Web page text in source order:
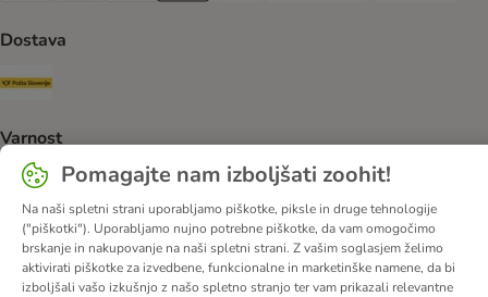
Dostava
Pošta Slovenije Shipping Method
Varnost
Security
O nas Kariera Več o podjetju
Impresum
Pomagajte nam izboljšati zoohit!
Na naši spletni strani uporabljamo piškotke, piksle in druge tehnologije
("piškotki"). Uporabljamo nujno potrebne piškotke, da vam omogočimo
brskanje in nakupovanje na naši spletni strani. Z vašim soglasjem želimo
aktivirati piškotke za izvedbene, funkcionalne in marketinške namene, da bi
izboljšali vašo izkušnjo z našo spletno stranjo ter vam prikazali relevantne